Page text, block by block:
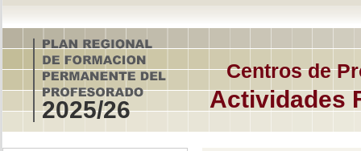
Centros de
Actividades
2025/26